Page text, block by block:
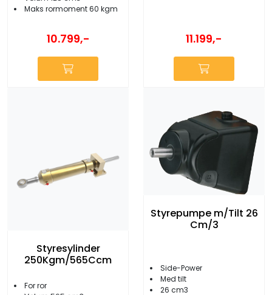
Maks rormoment 60 kgm
10.799,- 11.199,-
Styresylinder
250Kgm/565Ccm
For ror
Styrepumpe m/Tilt 26
Cm/3
Side-Power
Med tilt
26 cm3